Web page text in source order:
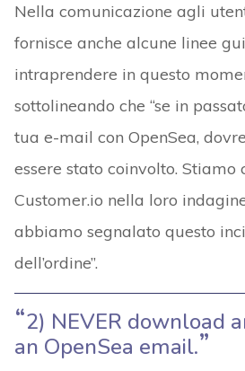
Nella comunicazione agli
fornisce anche alcune linee
intraprendere in questo
sottolineando che “se in
tua e-mail con OpenSea,
essere stato coinvolto. Stiamo
Customer.io nella loro
abbiamo segnalato questo
dell’ordine”.
2) NEVER download
an OpenSea email.